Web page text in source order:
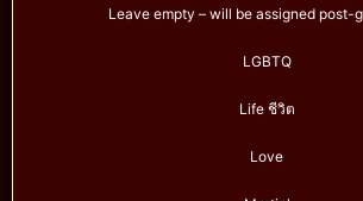
Leave empty – will be assigned post-
LGBTQ
Life ชีวิต
Love